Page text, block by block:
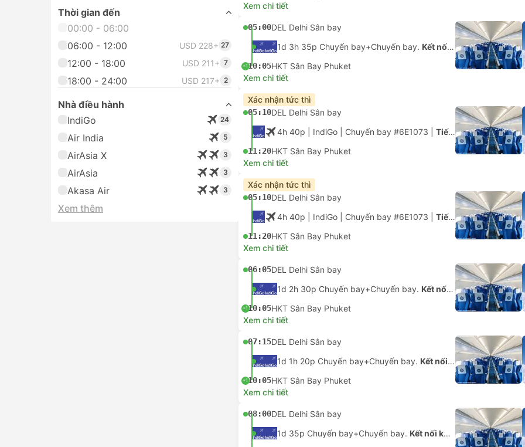
Thời gian đến
00:00 - 06:00
06:00 - 12:00
USD 228+ 27
12:00 - 18:00 USD 211+ 7
18:00 - 24:00 USD 217+ 2
Nhà điều hành
IndiGo
24
Air India 5
AirAsia X 3
AirAsia 3
Akasa Air 3
Xem thêm
Xem chi tiết
05:00DEL Delhi Sân bay
1d 3h 35p Chuyến bay+Chuyến bay. Kết nối không được đảm bảo
+110:05HKT Sân Bay Phuket
Xem chi tiết
Xác nhận tức thì
05:10DEL Delhi Sân bay
4h 40p | IndiGo Chuyến bay #6E1073 Tiết kiệm
11:20HKT Sân Bay Phuket
Xem chi tiết
Xác nhận tức thì
05:10DEL Delhi Sân bay
4h 40p | IndiGo Chuyến bay #6E1073 Tiết kiệm
11:20HKT Sân Bay Phuket
Xem chi tiết
06:05DEL Delhi Sân bay
1d 2h 30p Chuyến bay+Chuyến bay. Kết nối không được đảm bảo
+110:05HKT Sân Bay Phuket
Xem chi tiết
07:15DEL Delhi Sân bay
1d 1h 20p Chuyến bay+Chuyến bay. Kết nối không được đảm bảo
+110:05HKT Sân Bay Phuket
Xem chi tiết
08:00DEL Delhi Sân bay
1d 35p Chuyến bay+Chuyến bay. Kết nối không được đảm bảo